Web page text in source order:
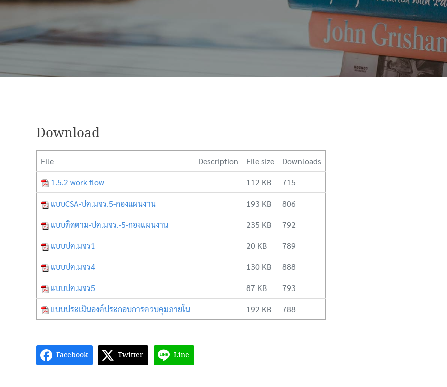
Download
File Description File size
Downloads
1.5.2 work flow
112 KB
715
แบบCSA-ปค.มจร.5-กองแผนงาน
193 KB
806
แบบติดตาม-ปค.มจร.-5-กองแผนงาน
235 KB
792
แบบปค.มจร1
20 KB
789
แบบปค.มจร4
130 KB
888
แบบปค.มจร5
87 KB
793
แบบประเมินองค์ประกอบการควบคุมภายใน
192 KB 788
Facebook Twitter Line